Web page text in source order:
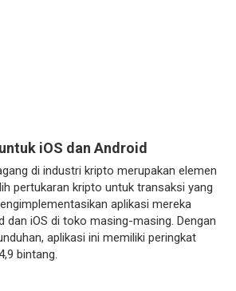
iOS dan Android
di industri kripto merupakan elemen
pertukaran kripto untuk transaksi yang
aplikasi mereka
dan iOS di toko masing-masing. Dengan
aplikasi ini memiliki peringkat
bintang.